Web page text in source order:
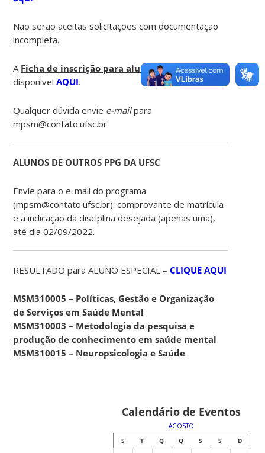
Não serão aceitas solicitações com documentação
incompleta.
A Ficha de inscrição para aluno especialestá
disponívelAQUI.
Qualquer dúvida envie e-mailpara
mpsm@contato.ufsc.br
ALUNOS DE OUTROS PPG DA UFSC
Envie para o e-mail do programa
(mpsm@contato.ufsc.br): comprovante de matrícula
e a indicação da disciplina desejada (apenas uma),
até dia 02/09/2022.
RESULTADO para ALUNO ESPECIAL –CLIQUE AQUI
MSM310005 – Políticas, Gestão e Organização
de Serviços em Saúde Mental
MSM310003 – Metodologia da pesquisa e
produção de conhecimento em saúde mental
MSM310015 – Neuropsicologia e Saúde.
Calendário de Eventos
AGOSTO
S
T Q Q S S D